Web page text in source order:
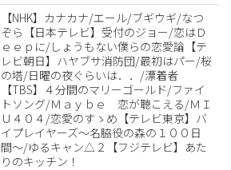
【NHK】カナカナ/エール/ブギウギ/なつ
ぞら【日本テレビ】受付のジョー/恋はＤ
ｅｅｐに/しょうもない僕らの恋愛論【テ
レビ朝日】ハヤブサ消防団/最初はパー/桜
の塔/日曜の夜ぐらいは．．/漂着者
【TBS】４分間のマリーゴールド/ファイ
トソング/Ｍａｙｂｅ 恋が聴こえる/ＭＩ
Ｕ４０４/恋愛のすゝめ【テレビ東京】バ
イプレイヤーズ〜名脇役の森の１００日
間〜/ゆるキャン△２【フジテレビ】あた
りのキッチン！